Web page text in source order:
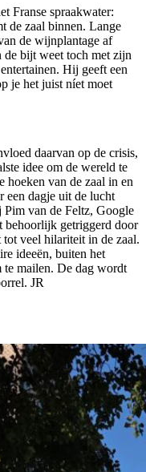
Franse spraakwater:
de zaal binnen. Lange
de wijnplantage af
de bijt weet toch met zijn
Hij geeft een
je het juist níet moet
daarvan op de crisis,
idee om de wereld te
hoeken van de zaal in en
een dagje uit de lucht
Pim van de Feltz, Google
behoorlijk getriggerd door
veel hilariteit in de zaal.
ideeën, buiten het
te mailen. De dag wordt
JR